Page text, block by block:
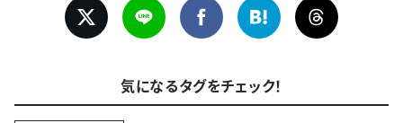
気になるタグをチェック！